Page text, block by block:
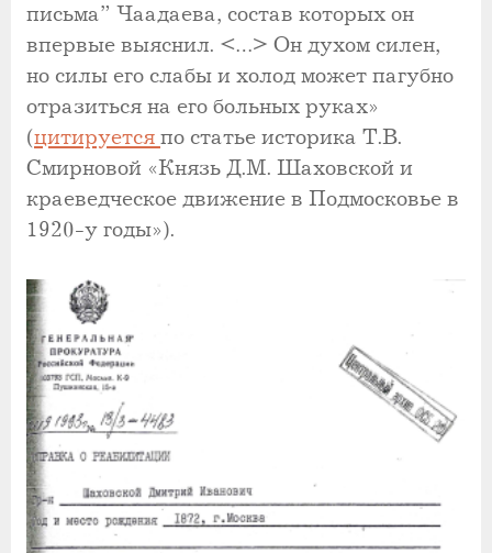
письма” Чаадаева, состав которых он
впервые выяснил. <…> Он духом силен,
но силы его слабы и холод может пагубно
отразиться на его больных руках»
(цитируется по статье историка Т.В.
Смирновой «Князь Д.М. Шаховской и
краеведческое движение в Подмосковье в
1920-у годы»).